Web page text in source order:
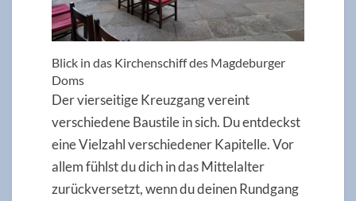
Blick in das Kirchenschiff des Magdeburger
Doms
Der vierseitige Kreuzgang vereint
verschiedene Baustile in sich. Du entdeckst
eine Vielzahl verschiedener Kapitelle. Vor
allem fühlst du dich in das Mittelalter
zurückversetzt, wenn du deinen Rundgang